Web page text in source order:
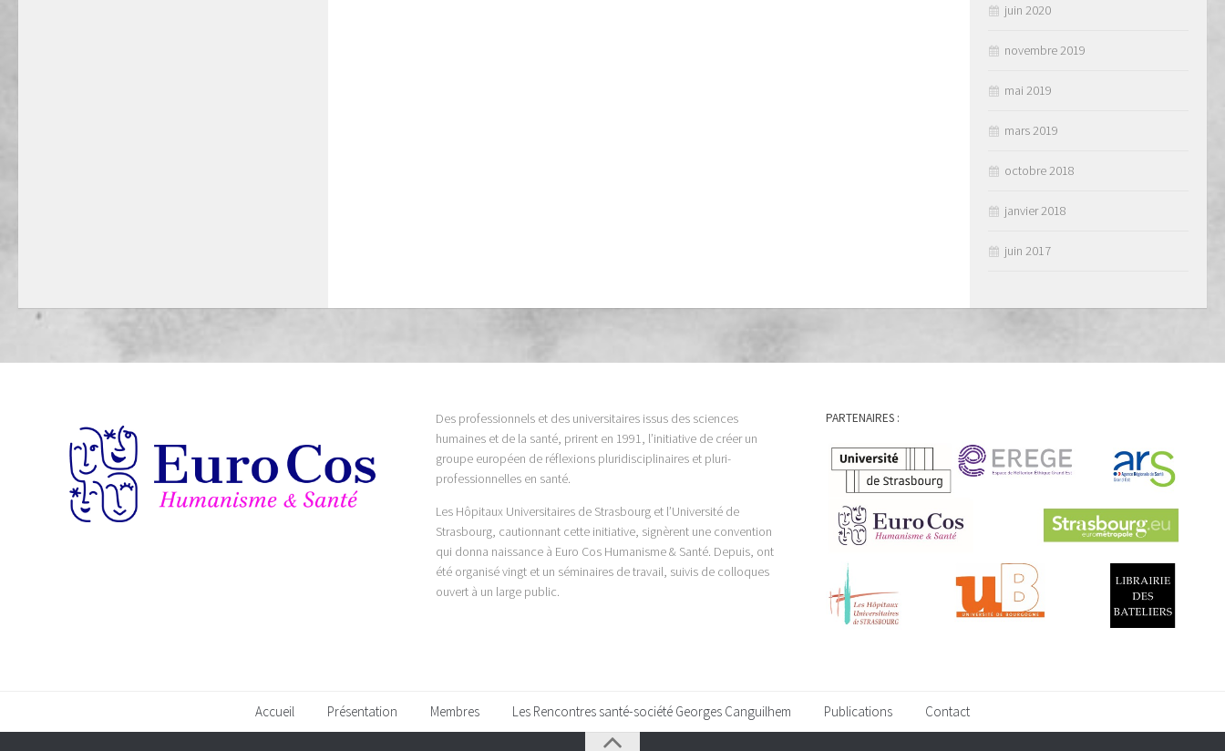
juin 2020
novembre 2019
mai 2019
mars 2019
octobre 2018
janvier 2018
juin 2017
Des professionnels et des universitaires issus des sciences
humaines et de la santé, prirent en 1991, l’initiative de créer un
groupe européen de réflexions pluridisciplinaires et pluri-
professionnelles en santé.
Les Hôpitaux Universitaires de Strasbourg et l’Université de
Strasbourg, cautionnant cette initiative, signèrent une convention
qui donna naissance à Euro Cos Humanisme & Santé. Depuis, ont
été organisé vingt et un séminaires de travail, suivis de colloques
ouvert à un large public.
PARTENAIRES :
Accueil Présentation Membres Les Rencontres santé-société Georges Canguilhem Publications Contact